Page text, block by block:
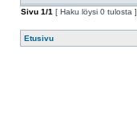
Sivu 1/1 [ Haku löysi 0 tulosta ]
Etusivu